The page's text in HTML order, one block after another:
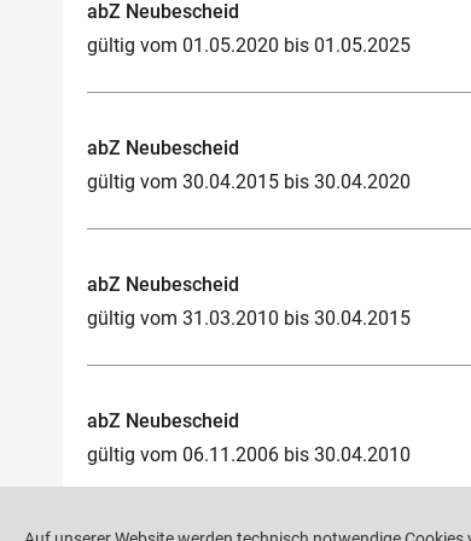
abZ Neubescheid
gültig vom 01.05.2020 bis 01.05.2025
abZ Neubescheid
gültig vom 30.04.2015 bis 30.04.2020
abZ Neubescheid
gültig vom 31.03.2010 bis 30.04.2015
abZ Neubescheid
gültig vom 06.11.2006 bis 30.04.2010